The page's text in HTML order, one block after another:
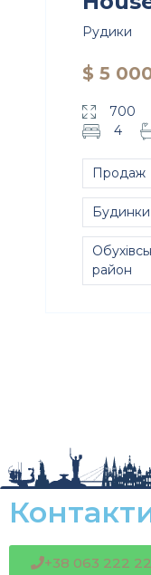
Рудики
$ 5
700
4
Продаж
Будинки
район
+38 063 222 22